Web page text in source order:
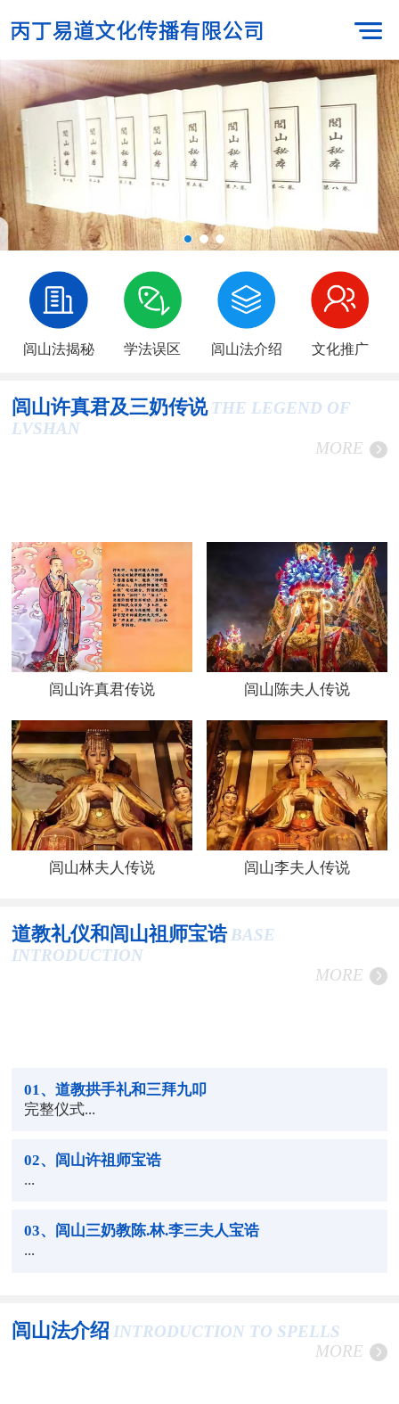
闾山法揭秘 学法误区 闾山法介绍 文化推广
闾山许真君及三奶传说 THE LEGEND OF
LVSHAN
MORE
闾山许真君传说 闾山陈夫人传说
闾山林夫人传说 闾山李夫人传说
道教礼仪和闾山祖师宝诰 BASE
INTRODUCTION
MORE
01 、道教拱手礼和三拜九叩
完整仪式...
02、闾山许祖师宝诰
...
03、闾山三奶教陈.林.李三夫人宝诰
...
闾山法介绍 INTRODUCTION TO SPELLS
MORE